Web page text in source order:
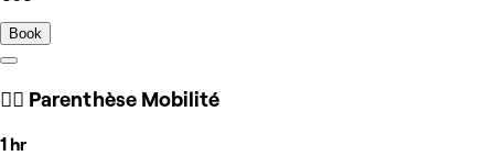
Book
🧘‍♀️ Parenthèse Mobilité
1 hr